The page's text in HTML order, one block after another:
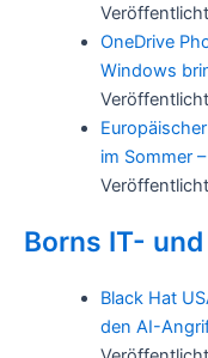
OneDrive
Windows
im Sommer
Borns IT-
Black Hat
den AI-